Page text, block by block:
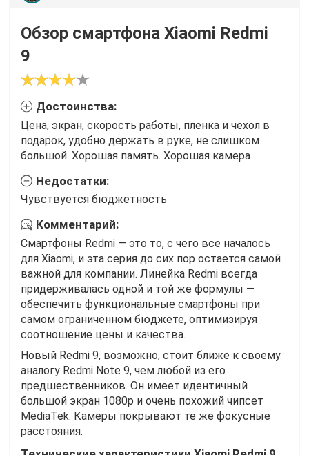
Обзор смартфона Xiaomi Redmi
9
Достоинства:
Цена, экран, скорость работы, пленка и чехол в
подарок, удобно держать в руке, не слишком
большой. Хорошая память. Хорошая камера
Недостатки:
Чувствуется бюджетность
Комментарий:
Смартфоны Redmi — это то, с чего все началось
для Xiaomi, и эта серия до сих пор остается самой
важной для компании. Линейка Redmi всегда
придерживалась одной и той же формулы —
обеспечить функциональные смартфоны при
самом ограниченном бюджете, оптимизируя
соотношение цены и качества.
Новый Redmi 9, возможно, стоит ближе к своему
аналогу Redmi Note 9, чем любой из его
предшественников. Он имеет идентичный
большой экран 1080p и очень похожий чипсет
MediaTek. Камеры покрывают те же фокусные
расстояния.